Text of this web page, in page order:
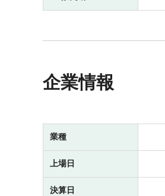
企業情報
業種
上場日
決算日